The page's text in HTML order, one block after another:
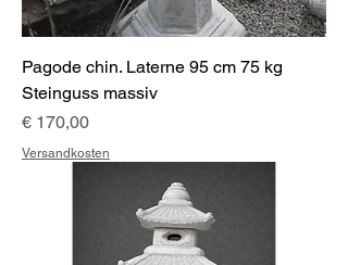
Pagode chin. Laterne 95 cm 75 kg
Steinguss massiv
Preis
€ 170,00
Versandkosten